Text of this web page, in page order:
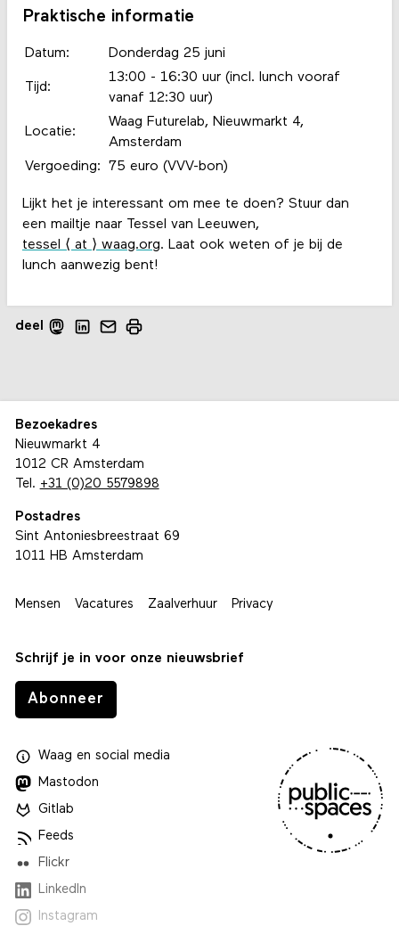
Praktische informatie
Datum: Donderdag 25 juni
Tijd:
13:00 - 16:30 uur (incl. lunch vooraf
vanaf 12:30 uur)
Locatie:
Waag Futurelab, Nieuwmarkt 4,
Amsterdam
Vergoeding:
75 euro (VVV-bon)
Lijkt het je interessant om mee te doen? Stuur dan
een mailtje naar Tessel van Leeuwen,
tessel ⟨ at ⟩ waag.org. Laat ook weten of je bij de
lunch aanwezig bent!
deel
Bezoekadres
Nieuwmarkt 4
1012 CR Amsterdam
Tel. +31 (0)20 5579898
Postadres
Sint Antoniesbreestraat 69
1011 HB Amsterdam
Mensen Vacatures Zaalverhuur Privacy
Schrijf je in voor onze nieuwsbrief
Abonneer
Waagen social media
Mastodon
Gitlab
Feeds
Flickr
LinkedIn
Instagram